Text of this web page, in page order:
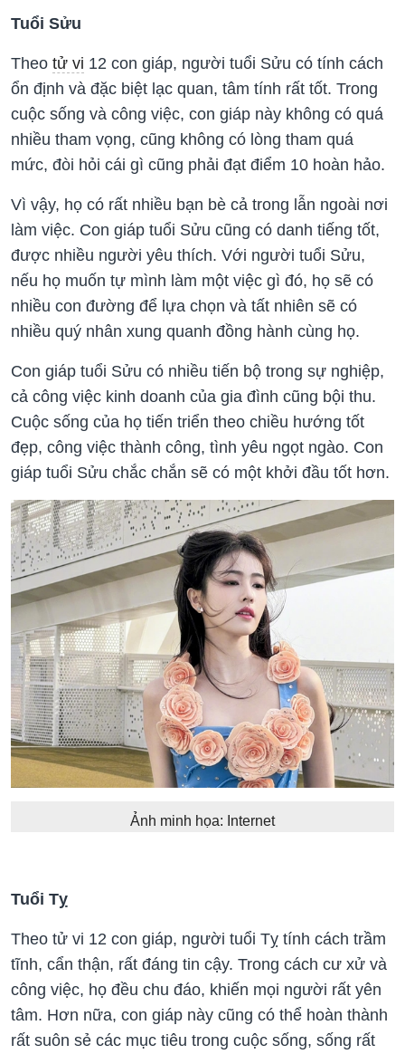
Tuổi Sửu
Theo tử vi 12 con giáp, người tuổi Sửu có tính cách
ổn định và đặc biệt lạc quan, tâm tính rất tốt. Trong
cuộc sống và công việc, con giáp này không có quá
nhiều tham vọng, cũng không có lòng tham quá
mức, đòi hỏi cái gì cũng phải đạt điểm 10 hoàn hảo.
Vì vậy, họ có rất nhiều bạn bè cả trong lẫn ngoài nơi
làm việc. Con giáp tuổi Sửu cũng có danh tiếng tốt,
được nhiều người yêu thích. Với người tuổi Sửu,
nếu họ muốn tự mình làm một việc gì đó, họ sẽ có
nhiều con đường để lựa chọn và tất nhiên sẽ có
nhiều quý nhân xung quanh đồng hành cùng họ.
Con giáp tuổi Sửu có nhiều tiến bộ trong sự nghiệp,
cả công việc kinh doanh của gia đình cũng bội thu.
Cuộc sống của họ tiến triển theo chiều hướng tốt
đẹp, công việc thành công, tình yêu ngọt ngào. Con
giáp tuổi Sửu chắc chắn sẽ có một khởi đầu tốt hơn.
Ảnh minh họa: Internet
Tuổi Tỵ
Theo tử vi 12 con giáp, người tuổi Tỵ tính cách trầm
tĩnh, cẩn thận, rất đáng tin cậy. Trong cách cư xử và
công việc, họ đều chu đáo, khiến mọi người rất yên
tâm. Hơn nữa, con giáp này cũng có thể hoàn thành
rất suôn sẻ các mục tiêu trong cuộc sống, sống rất